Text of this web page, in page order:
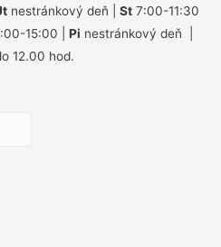
nestránkový deň | St 7:00-11:30
15:00 | Pi nestránkový deň |
12.00 hod.